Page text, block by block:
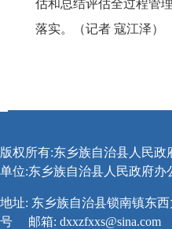
估和总结评估全过程管
落实。（记者 寇江泽）
版权所有:东乡族自治县人民政
单位:东乡族自治县人民政府办
地址: 东乡族自治县锁南镇东西
号
邮箱: dxxzfxxs@sina.com